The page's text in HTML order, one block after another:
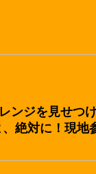
ンジを見せ
絶対に！現